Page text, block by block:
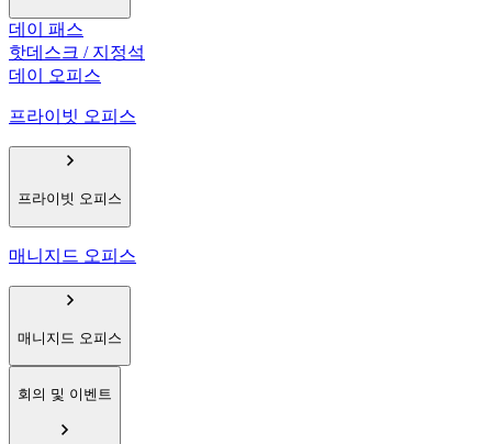
데이 패스
핫데스크 / 지정석
데이 오피스
프라이빗 오피스
프라이빗 오피스
매니지드 오피스
매니지드 오피스
회의 및 이벤트